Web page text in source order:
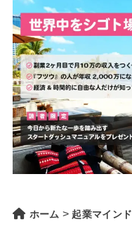
ホーム > 起業マインド